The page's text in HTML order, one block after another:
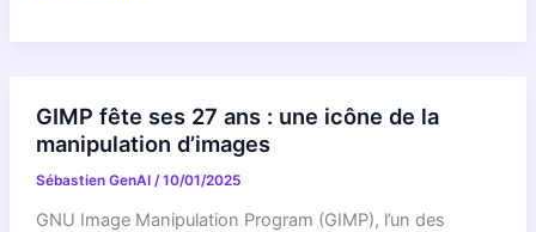
à
jour
majeure
pour
GIMP fête ses 27 ans : une icône de la
manipulation d’images
Sébastien GenAI /10/01/2025
GNU Image Manipulation Program (GIMP), l’un des